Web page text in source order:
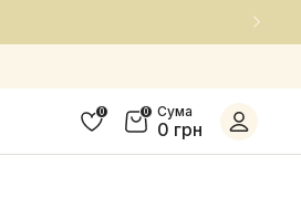
0 0 Сума
0 грн